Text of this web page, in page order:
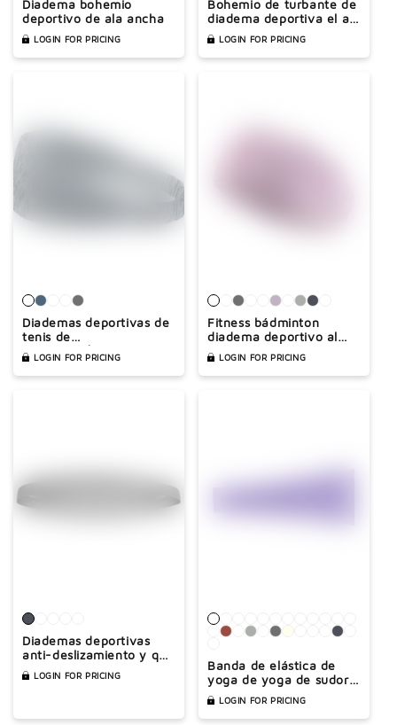
Diadema bohemio
deportivo de ala ancha
LOGIN FOR PRICING
Bohemio de turbante de
diadema deportiva el ala
de ala ancha de ala
ancha
LOGIN FOR PRICING
Diademas deportivas de
tenis de
primavera/verano
LOGIN FOR PRICING
Fitness bádminton
diadema deportivo al
aire libre
LOGIN FOR PRICING
Diademas deportivas
anti-deslizamiento y que
se ajustan el sudor
LOGIN FOR PRICING
Banda de elástica de
yoga de yoga de sudor
sólido de color sudor
LOGIN FOR PRICING